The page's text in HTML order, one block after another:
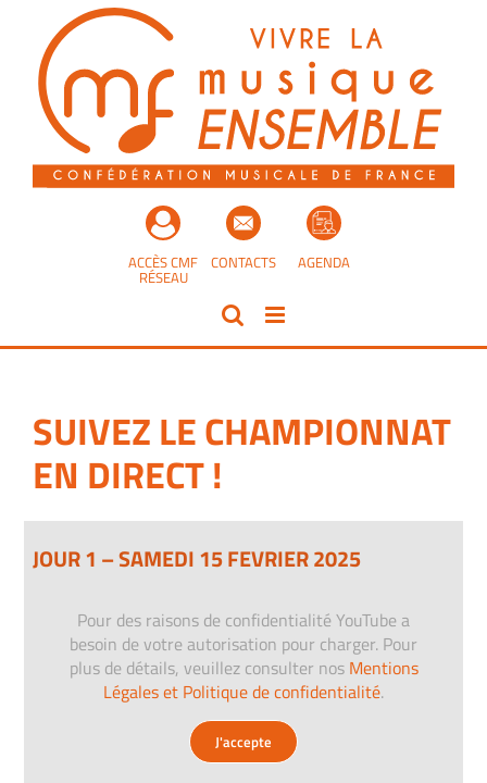
contenu
AGENDA
CONTACTS
ACCÈS CMF
RÉSEAU
SUIVEZ LE CHAMPIONNAT
EN DIRECT !
JOUR 1 – SAMEDI 15 FEVRIER 2025
Pour des raisons de confidentialité YouTube a
besoin de votre autorisation pour charger. Pour
plus de détails, veuillez consulter nos Mentions
Légales et Politique de confidentialité.
J'accepte